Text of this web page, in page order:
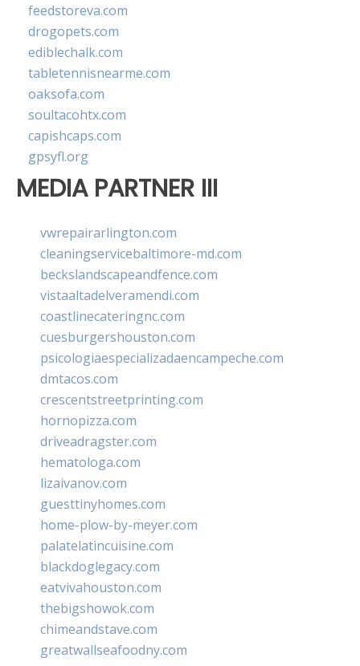
feedstoreva.com
drogopets.com
ediblechalk.com
tabletennisnearme.com
oaksofa.com
soultacohtx.com
capishcaps.com
gpsyfl.org
MEDIA PARTNER III
vwrepairarlington.com
cleaningservicebaltimore-md.com
beckslandscapeandfence.com
vistaaltadelveramendi.com
coastlinecateringnc.com
cuesburgershouston.com
psicologiaespecializadaencampeche.com
dmtacos.com
crescentstreetprinting.com
hornopizza.com
driveadragster.com
hematologa.com
lizaivanov.com
guesttinyhomes.com
home-plow-by-meyer.com
palatelatincuisine.com
blackdoglegacy.com
eatvivahouston.com
thebigshowok.com
chimeandstave.com
greatwallseafoodny.com